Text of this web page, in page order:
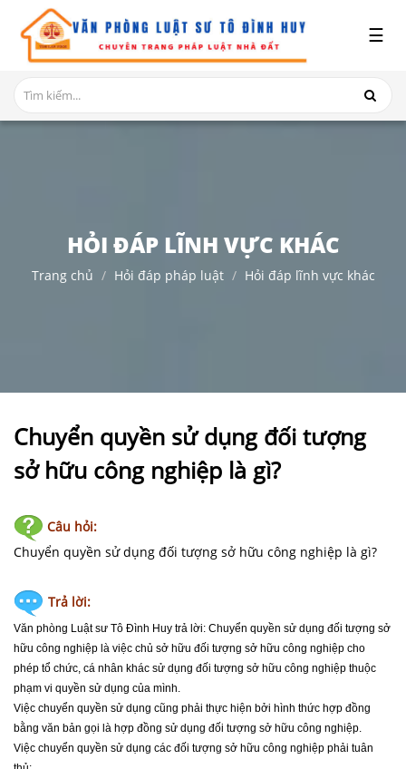
GIỚI
THIỆU
DỊCH
TỤC
ĐẤT
VĂN
-
BIỂU
MẪU
LIÊN
HỆ
☰
HỎI ĐÁP LĨNH VỰC KHÁC
Trang chủ Hỏi đáp pháp luật Hỏi đáp lĩnh vực khác
Chuyển quyền sử dụng đối tượng
sở hữu công nghiệp là gì?
Câu hỏi:
Chuyển quyền sử dụng đối tượng sở hữu công nghiệp là gì?
Trả lời:
Văn phòng Luật sư Tô Đình Huy trả lời: Chuyển quyền sử dụng đối tượng sở
hữu công nghiệp là việc chủ sở hữu đối tượng sở hữu công nghiệp cho
phép tổ chức, cá nhân khác sử dụng đối tượng sở hữu công nghiệp thuộc
phạm vi quyền sử dụng của mình.
Việc chuyển quyền sử dụng cũng phải thực hiện bởi hình thức hợp đồng
bằng văn bản gọi là hợp đồng sử dụng đối tượng sở hữu công nghiệp.
Việc chuyển quyền sử dụng các đối tượng sở hữu công nghiệp phải tuân